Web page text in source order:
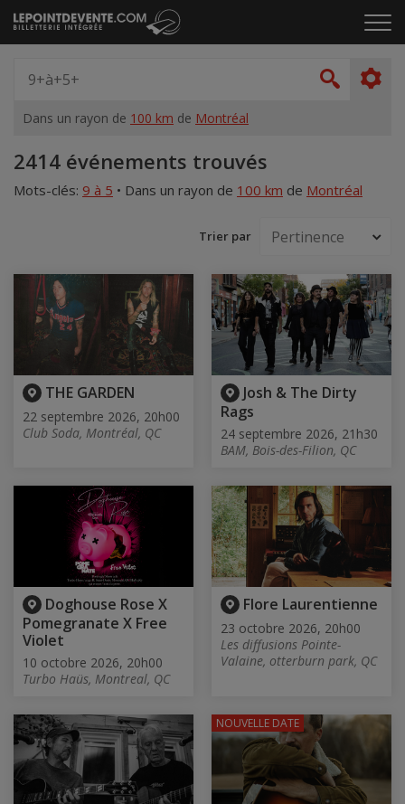
Passer
au
le
artiste,
Dans un rayon de 100 km de Montréal
Accueil
2414 événements trouvés
Mots-clés: 9 à 5 • Dans un rayon de 100 km de Montréal
Trier par
THE GARDEN
22 septembre 2026, 20h00
Club Soda, Montréal, QC
Josh & The Dirty
Rags
24 septembre 2026, 21h30
BAM, Bois-des-Filion, QC
Doghouse Rose X
Pomegranate X Free
Violet
10 octobre 2026, 20h00
Turbo Haüs, Montreal, QC
Flore Laurentienne
23 octobre 2026, 20h00
Les diffusions Pointe-
Valaine, otterburn park, QC
NOUVELLE DATE